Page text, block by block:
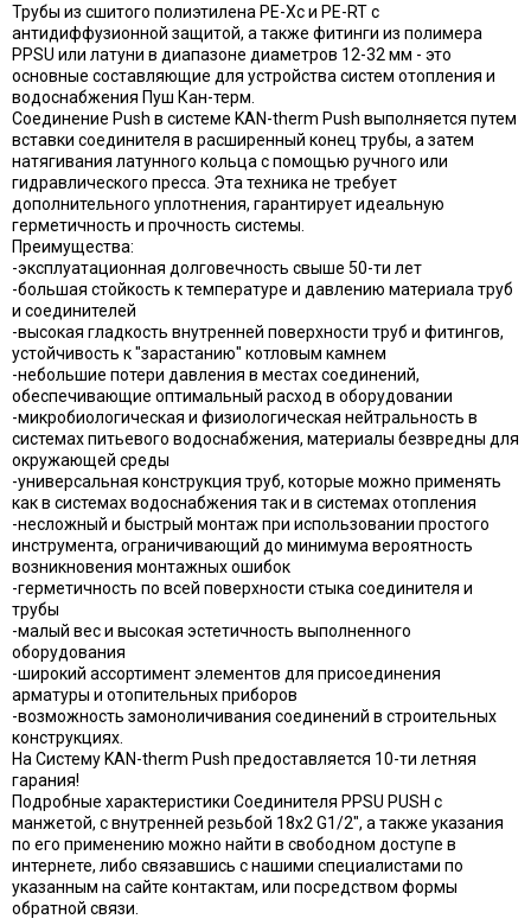
Трубы из сшитого полиэтилена PE-Xc и PE-RT с
антидиффузионной защитой, а также фитинги из полимера
PPSU или латуни в диапазоне диаметров 12-32 мм - это
основные составляющие для устройства систем отопления и
водоснабжения Пуш Кан-терм.
Соединение Push в системе KAN-therm Push выполняется путем
вставки соединителя в расширенный конец трубы, а затем
натягивания латунного кольца с помощью ручного или
гидравлического пресса. Эта техника не требует
дополнительного уплотнения, гарантирует идеальную
герметичность и прочность системы.
Преимущества:
-эксплуатационная долговечность свыше 50-ти лет
-большая стойкость к температуре и давлению материала труб
и соединителей
-высокая гладкость внутренней поверхности труб и фитингов,
устойчивость к "зарастанию" котловым камнем
-небольшие потери давления в местах соединений,
обеспечивающие оптимальный расход в оборудовании
-микробиологическая и физиологическая нейтральность в
системах питьевого водоснабжения, материалы безвредны для
окружающей среды
-универсальная конструкция труб, которые можно применять
как в системах водоснабжения так и в системах отопления
-несложный и быстрый монтаж при использовании простого
инструмента, ограничивающий до минимума вероятность
возникновения монтажных ошибок
-герметичность по всей поверхности стыка соединителя и
трубы
-малый вес и высокая эстетичность выполненного
оборудования
-широкий ассортимент элементов для присоединения
арматуры и отопительных приборов
-возможность замоноличивания соединений в строительных
конструкциях.
На Систему KAN-therm Push предоставляется 10-ти летняя
гарания!
Подробные характеристики Соединителя PPSU PUSH с
манжетой, с внутренней резьбой 18х2 G1/2", а также указания
по его применению можно найти в свободном доступе в
интернете, либо связавшись с нашими специалистами по
указанным на сайте контактам, или посредством формы
обратной связи.